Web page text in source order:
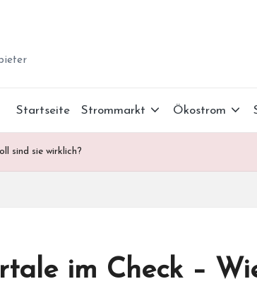
Startseite Strommarkt Ökostrom
sind sie wirklich?
im Check –